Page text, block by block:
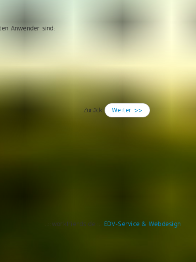
Anwender sind:
Zurück Weiter >>
..::workfriends.de::..EDV-Service & Webdesign